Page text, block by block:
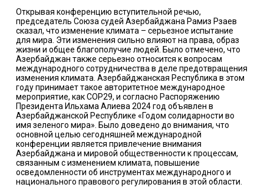
Открывая конференцию вступительной речью,
председатель Союза судей Азербайджана Рамиз Рзаев
сказал, что изменение климата – серьезное испытание
для мира. Эти изменения сильно влияют на права, образ
жизни и общее благополучие людей. Было отмечено, что
Азербайджан также серьезно относится к вопросам
международного сотрудничества в деле предотвращения
изменения климата. Азербайджанская Республика в этом
году принимает такое авторитетное международное
мероприятие, как COP29, и согласно Распоряжению
Президента Ильхама Алиева 2024 год объявлен в
Азербайджанской Республике «Годом солидарности во
имя зеленого мира». Было доведено до внимания, что
основной целью сегодняшней международной
конференции является привлечение внимания
Азербайджана и мировой общественности к процессам,
связанным с изменением климата, повышение
осведомленности об инструментах международного и
национального правового регулирования в этой области.